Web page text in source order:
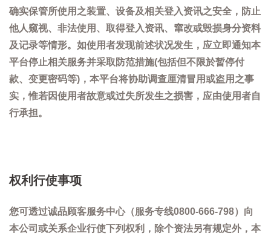
确实保管所使用之装置、设备及相关登入资讯之安全，防止
他人窥视、非法使用、取得登入资讯、窜改或毁损身分资料
及记录等情形。如使用者发现前述状况发生，应立即通知本
平台停止相关服务并采取防范措施(包括但不限於暂停付
款、变更密码等)，本平台将协助调查厘清冒用或盗用之事
实，惟若因使用者故意或过失所发生之损害，应由使用者自
行承担。
权利行使事项
您可透过诚品顾客服务中心（服务专线0800-666-798）向
本公司或关系企业行使下列权利，除个资法另有规定外，本